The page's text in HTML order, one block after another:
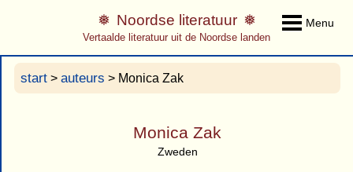
Menu
Noordse literatuur
Vertaalde literatuur uit de Noordse landen
start > auteurs > Monica Zak
Monica Zak
Zweden